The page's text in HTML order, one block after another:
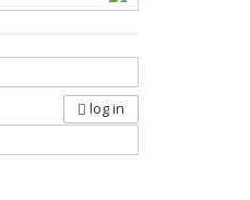
log in